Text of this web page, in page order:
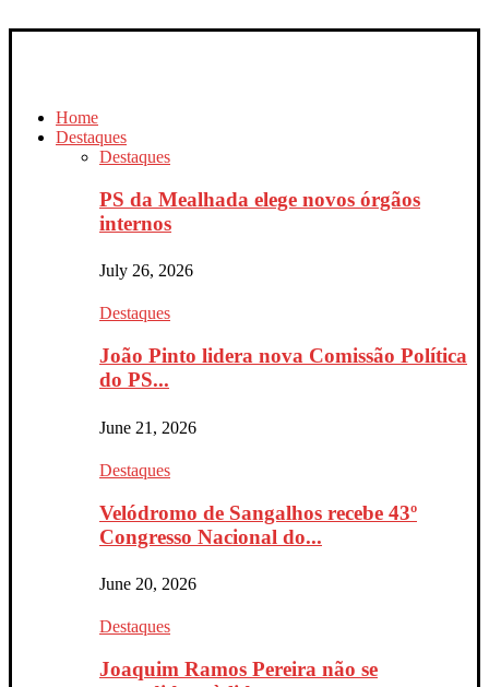
Home
Destaques
Destaques
PS da Mealhada elege novos órgãos
internos
July 26, 2026
Destaques
João Pinto lidera nova Comissão Política
do PS...
June 21, 2026
Destaques
Velódromo de Sangalhos recebe 43º
Congresso Nacional do...
June 20, 2026
Destaques
Joaquim Ramos Pereira não se